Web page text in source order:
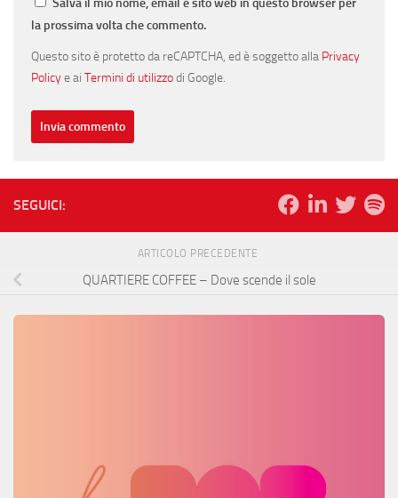
la prossima volta che commento.
Questo sito è protetto da reCAPTCHA, ed è soggetto alla Privacy
Policye ai Termini di utilizzodi Google.
SEGUICI:
ARTICOLO PRECEDENTE
QUARTIERE COFFEE – Dove scende il sole